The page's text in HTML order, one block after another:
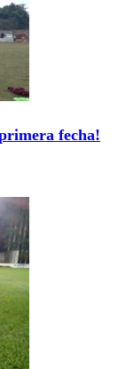
fecha!